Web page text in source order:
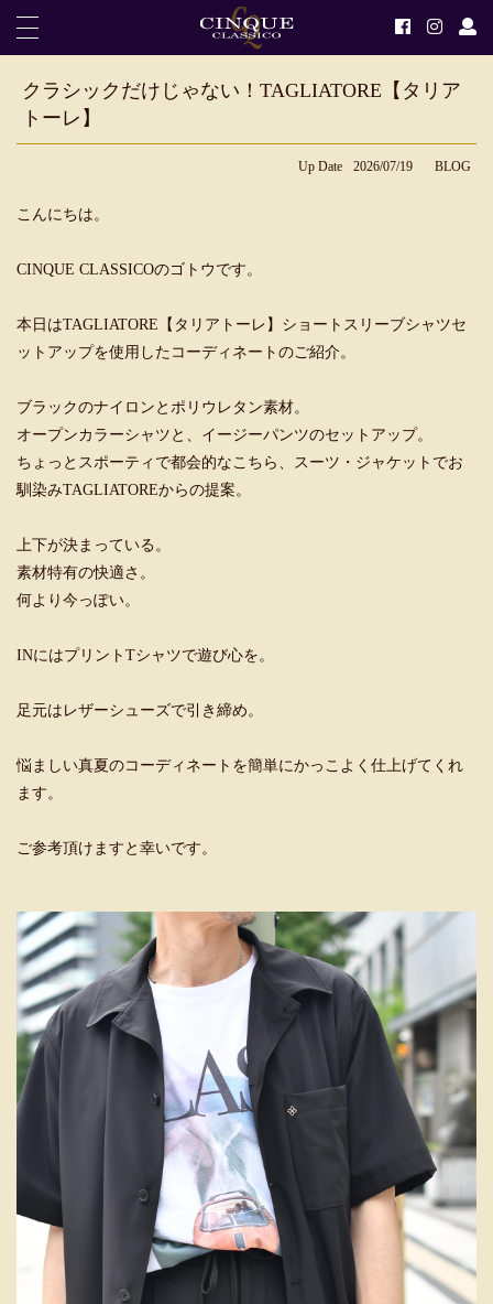
クラシックだけじゃない！TAGLIATORE【タリア
トーレ】
Up Date 2026/07/19 BLOG
こんにちは。
CINQUE CLASSICOのゴトウです。
本日はTAGLIATORE【タリアトーレ】ショートスリーブシャツセ
ットアップを使用したコーディネートのご紹介。
ブラックのナイロンとポリウレタン素材。
オープンカラーシャツと、イージーパンツのセットアップ。
ちょっとスポーティで都会的なこちら、スーツ・ジャケットでお
馴染みTAGLIATOREからの提案。
上下が決まっている。
素材特有の快適さ。
何より今っぽい。
INにはプリントTシャツで遊び心を。
足元はレザーシューズで引き締め。
悩ましい真夏のコーディネートを簡単にかっこよく仕上げてくれ
ます。
ご参考頂けますと幸いです。